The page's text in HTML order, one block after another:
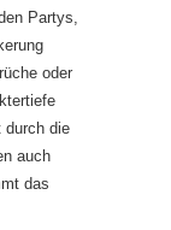
Partys,
oder
durch die
auch
das